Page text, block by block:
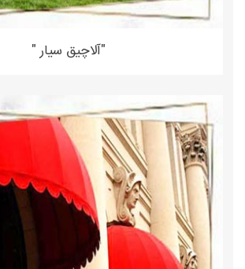
"آلاچیق سیار "